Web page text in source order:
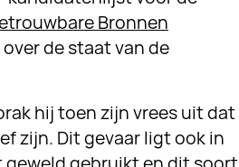
Bronnen
de staat van de
hij toen zijn vrees uit dat
zijn. Dit gevaar ligt ook in